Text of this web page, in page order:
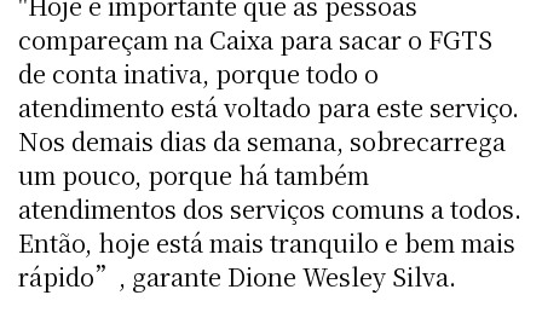
compareçam na Caixa para sacar o FGTS
de conta inativa, porque todo o
atendimento está voltado para este serviço.
Nos demais dias da semana, sobrecarrega
um pouco, porque há também
atendimentos dos serviços comuns a todos.
Então, hoje está mais tranquilo e bem mais
rápido”, garante Dione Wesley Silva.